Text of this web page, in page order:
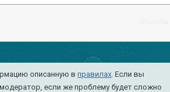
описанную в правилах. Если вы
если же проблему будет сложно